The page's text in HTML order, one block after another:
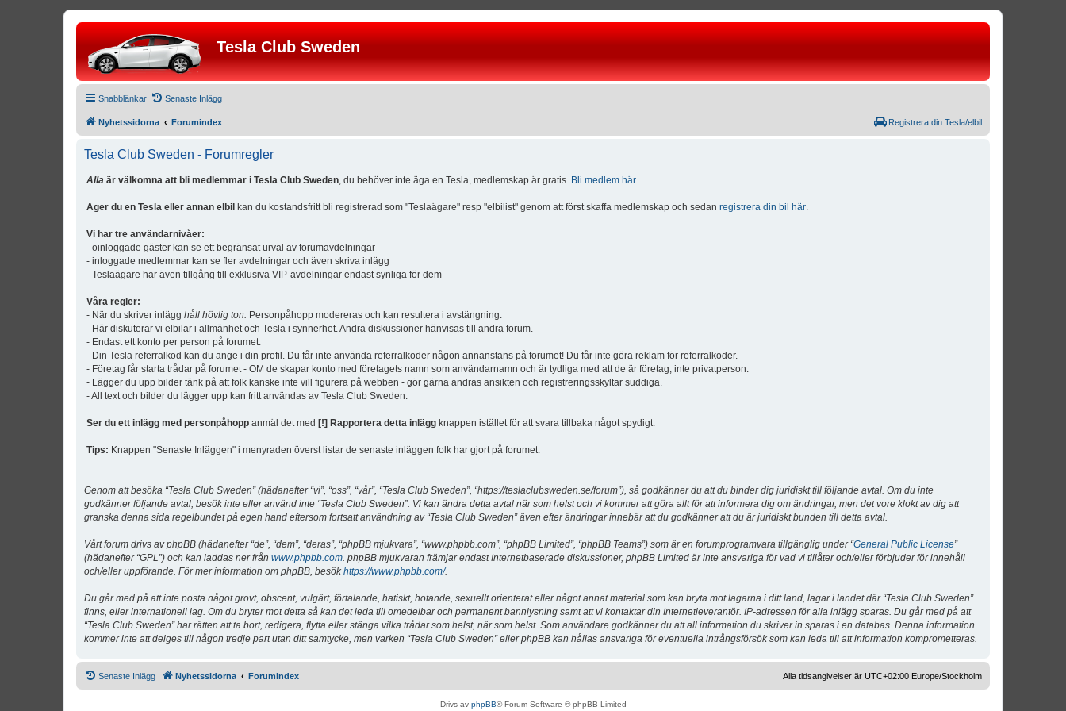
Tesla Club Sweden
Snabblänkar Senaste Inlägg
Nyhetssidorna Forumindex Registrera din Tesla/elbil
Tesla Club Sweden - Forumregler
Alla är välkomna att bli medlemmar i Tesla Club Sweden, du behöver inte äga en Tesla, medlemskap är gratis. Bli medlem här.
Äger du en Tesla eller annan elbil kan du kostandsfritt bli registrerad som "Teslaägare" resp "elbilist" genom att först skaffa medlemskap och sedan registrera din bil här.
Vi har tre användarnivåer:
- oinloggade gäster kan se ett begränsat urval av forumavdelningar
- inloggade medlemmar kan se fler avdelningar och även skriva inlägg
- Teslaägare har även tillgång till exklusiva VIP-avdelningar endast synliga för dem
Våra regler:
- När du skriver inlägg håll hövlig ton. Personpåhopp modereras och kan resultera i avstängning.
- Här diskuterar vi elbilar i allmänhet och Tesla i synnerhet. Andra diskussioner hänvisas till andra forum.
- Endast ett konto per person på forumet.
- Din Tesla referralkod kan du ange i din profil. Du får inte använda referralkoder någon annanstans på forumet! Du får inte göra reklam för referralkoder.
- Företag får starta trådar på forumet - OM de skapar konto med företagets namn som användarnamn och är tydliga med att de är företag, inte privatperson.
- Lägger du upp bilder tänk på att folk kanske inte vill figurera på webben - gör gärna andras ansikten och registreringsskyltar suddiga.
- All text och bilder du lägger upp kan fritt användas av Tesla Club Sweden.
Ser du ett inlägg med personpåhopp anmäl det med [!] Rapportera detta inlägg knappen istället för att svara tillbaka något spydigt.
Tips: Knappen "Senaste Inläggen" i menyraden överst listar de senaste inläggen folk har gjort på forumet.
Genom att besöka “Tesla Club Sweden” (hädanefter “vi”, “oss”, “vår”, “Tesla Club Sweden”, “https://teslaclubsweden.se/forum”), så godkänner du att du binder dig juridiskt till följande avtal. Om du inte
godkänner följande avtal, besök inte eller använd inte “Tesla Club Sweden”. Vi kan ändra detta avtal när som helst och vi kommer att göra allt för att informera dig om ändringar, men det vore klokt av dig att
granska denna sida regelbundet på egen hand eftersom fortsatt användning av “Tesla Club Sweden” även efter ändringar innebär att du godkänner att du är juridiskt bunden till detta avtal.
Vårt forum drivs av phpBB (hädanefter “de”, “dem”, “deras”, “phpBB mjukvara”, “www.phpbb.com”, “phpBB Limited”, “phpBB Teams”) som är en forumprogramvara tillgänglig under “General Public License”
(hädanefter “GPL”) och kan laddas ner från www.phpbb.com. phpBB mjukvaran främjar endast Internetbaserade diskussioner, phpBB Limited är inte ansvariga för vad vi tillåter och/eller förbjuder för innehåll
och/eller uppförande. För mer information om phpBB, besökhttps://www.phpbb.com/.
Du går med på att inte posta något grovt, obscent, vulgärt, förtalande, hatiskt, hotande, sexuellt orienterat eller något annat material som kan bryta mot lagarna i ditt land, lagar i landet där “Tesla Club Sweden”
finns, eller internationell lag. Om du bryter mot detta så kan det leda till omedelbar och permanent bannlysning samt att vi kontaktar din Internetleverantör. IP-adressen för alla inlägg sparas. Du går med på att
“Tesla Club Sweden” har rätten att ta bort, redigera, flytta eller stänga vilka trådar som helst, när som helst. Som användare godkänner du att all information du skriver in sparas i en databas. Denna information
kommer inte att delges till någon tredje part utan ditt samtycke, men varken “Tesla Club Sweden” eller phpBB kan hållas ansvariga för eventuella intrångsförsök som kan leda till att information komprometteras.
Senaste Inlägg Nyhetssidorna Forumindex Alla tidsangivelser är UTC+02:00 Europe/Stockholm
Drivs av phpBB® Forum Software © phpBB Limited